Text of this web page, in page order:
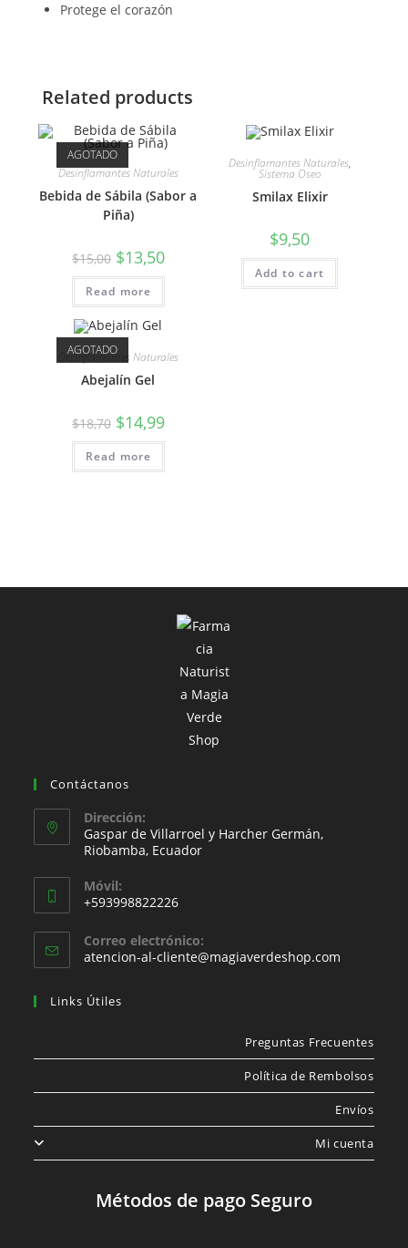
Protege el corazón
Related products
AGOTADO
Desinflamantes Naturales
Bebida de Sábila (Sabor a
Piña)
$15,00 $13,50
Read more
Desinflamantes Naturales,
Sistema Oseo
Smilax Elixir
$9,50
Add to cart
AGOTADO
Desinflamantes Naturales
Abejalín Gel
$18,70 $14,99
Read more
Contáctanos
Dirección:
Gaspar de Villarroel y Harcher Germán,
Riobamba, Ecuador
Móvil:
+593998822226
Correo electrónico:
atencion-al-cliente@magiaverdeshop.com
Links Útiles
Preguntas Frecuentes
Política de Rembolsos
Envíos
Mi cuenta
Métodos de pago Seguro